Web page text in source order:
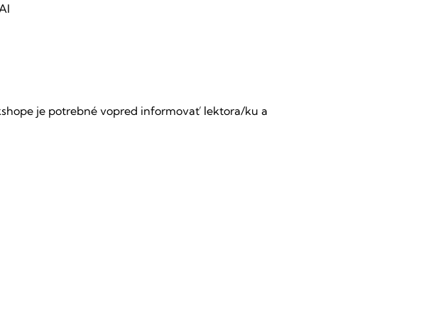
je potrebné vopred informovať lektora/ku a